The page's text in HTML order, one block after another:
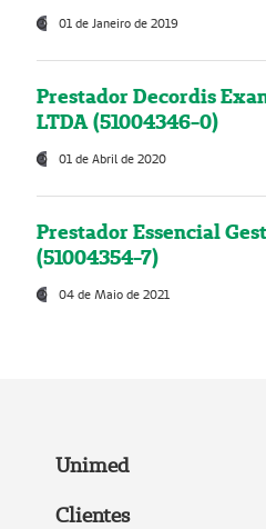
01 de Janeiro de 2019
Prestador Decordis
LTDA (51004346-0)
01 de Abril de 2020
Prestador Essencial
(51004354-7)
04 de Maio de 2021
Unimed
Clientes